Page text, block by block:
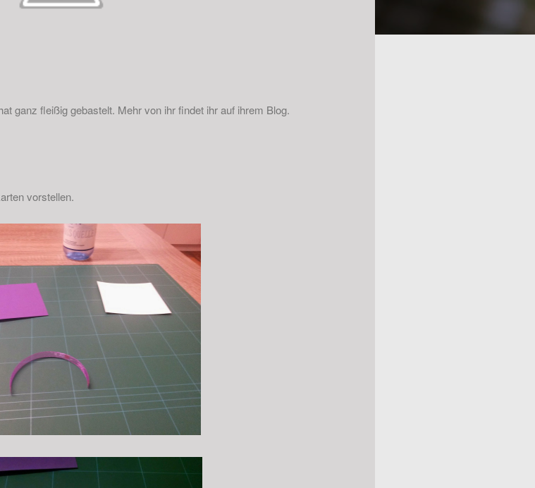
ganz fleißig gebastelt. Mehr von ihr findet ihr auf ihrem Blog.
vorstellen.